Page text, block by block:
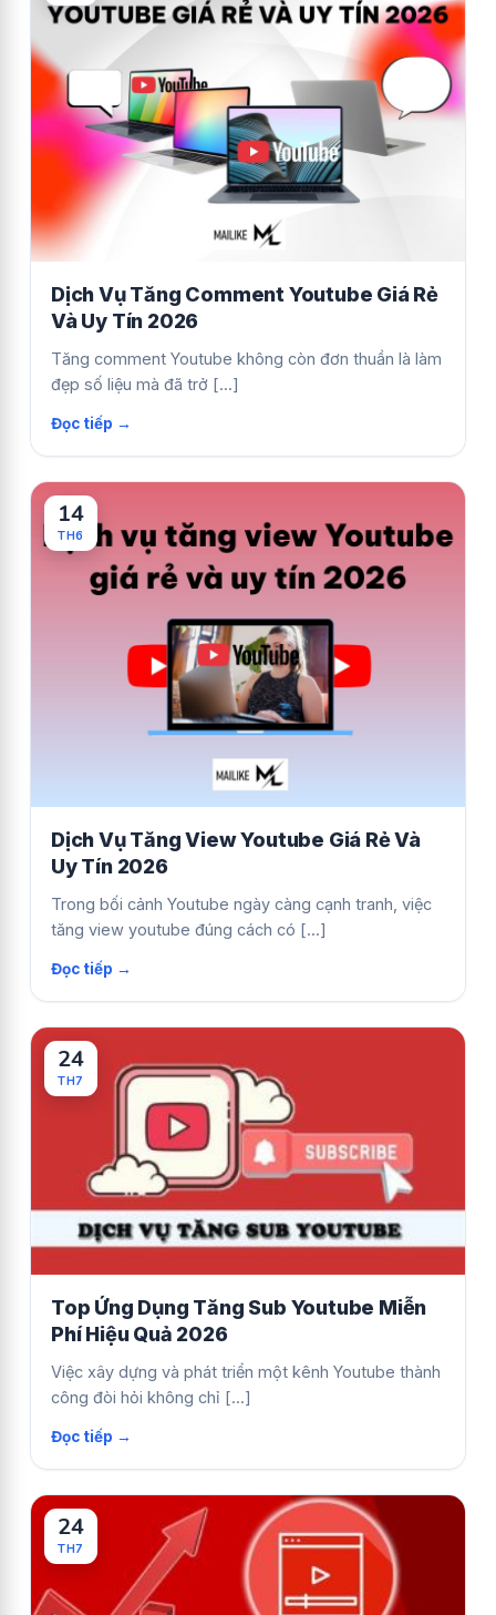
Dịch Vụ Tăng Comment Youtube Giá Rẻ
Và Uy Tín 2026
Tăng comment Youtube không còn đơn thuần là làm
đẹp số liệu mà đã trở [...]
Dịch Vụ Tăng View Youtube Giá Rẻ Và
Uy Tín 2026
Trong bối cảnh Youtube ngày càng cạnh tranh, việc
tăng view youtube đúng cách có [...]
14
TH6
Top Ứng Dụng Tăng Sub Youtube Miễn
Phí Hiệu Quả 2026
Việc xây dựng và phát triển một kênh Youtube thành
công đòi hỏi không chỉ [...]
24
TH7
24
TH7